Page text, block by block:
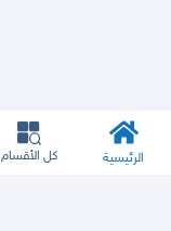
الرئيسية كل الأقسام